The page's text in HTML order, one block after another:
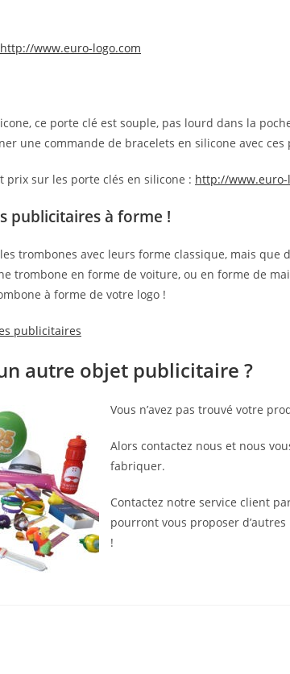
http://www.euro-logo.com
ce porte clé est souple, pas lourd dans la
une commande de bracelets en silicone avec
prix sur les porte clés en silicone : http://www.euro-
publicitaires à forme !
trombones avec leurs forme classique, mais
trombone en forme de voiture, ou en forme de
à forme de votre logo !
publicitaires
autre objet publicitaire ?
Vous n’avez pas trouvé votre
Alors contactez nous et nous
fabriquer.
Contactez notre service client
pourront vous proposer
!